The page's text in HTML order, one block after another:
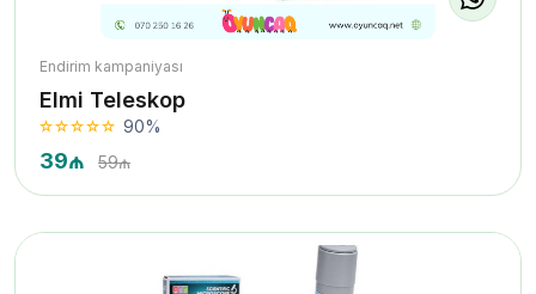
Endirim kampaniyası
Elmi Teleskop
90%
39₼ 59₼